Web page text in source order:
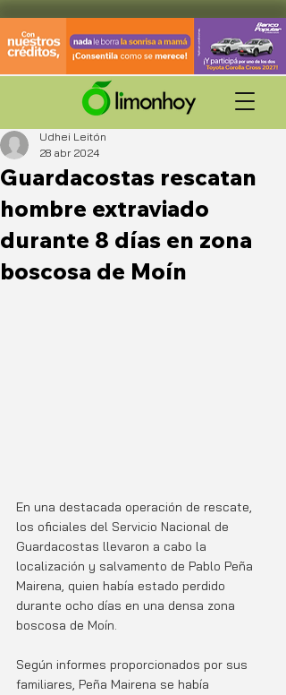
Guardacostas rescatan
hombre extraviado
durante 8 días en zona
boscosa de Moín
Udhei Leitón
28 abr 2024
En una destacada operación de rescate,
los oficiales del Servicio Nacional de
Guardacostas llevaron a cabo la
localización y salvamento de Pablo Peña
Mairena, quien había estado perdido
durante ocho días en una densa zona
boscosa de Moín.
Según informes proporcionados por sus
familiares, Peña Mairena se había